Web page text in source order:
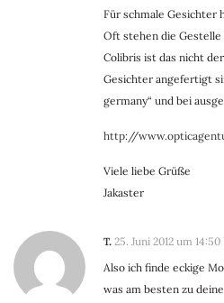
Für schmale Gesichter
Oft stehen die Gestelle
Colibris ist das nicht
Gesichter angefertigt
germany“ und bei
http://
Viele liebe Grüße
Jakaster
T. 25. Juni 2012 um
Also ich finde eckige
was am besten zu